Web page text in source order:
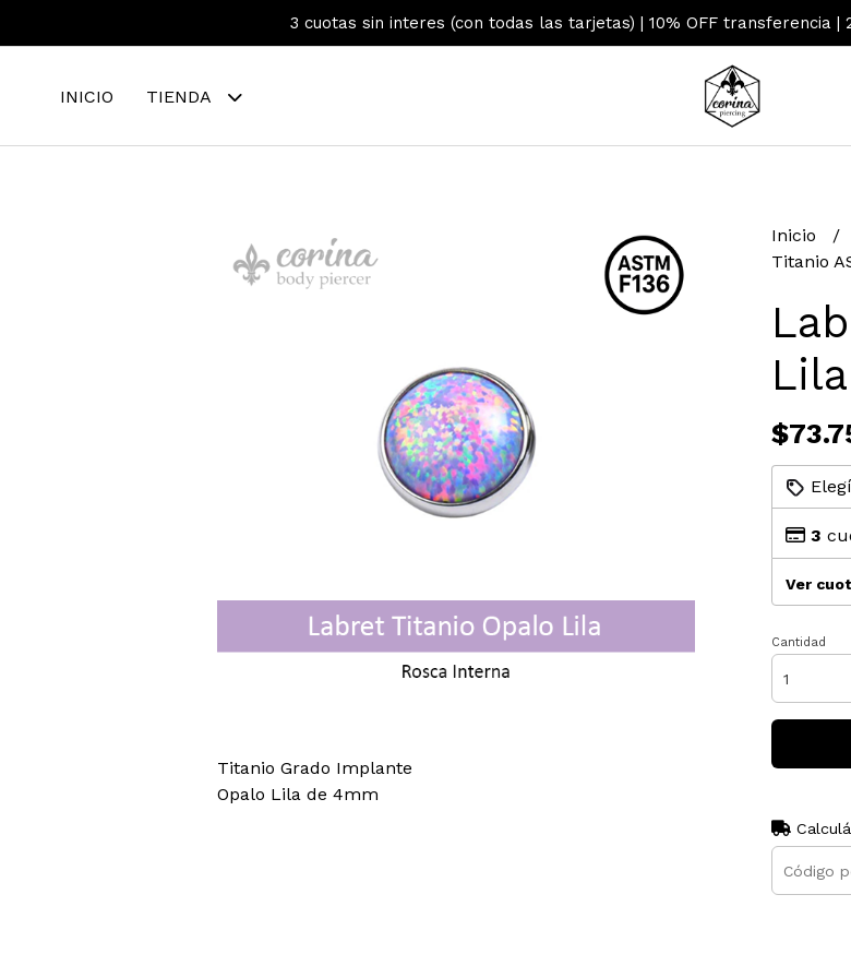
3 cuotas sin interes (con todas las tarjetas) | 10% OFF transferencia |
INICIO TIENDA
Titanio Grado Implante
Opalo Lila de 4mm
Inicio
Titanio
Lila
3
Ver
Cantidad